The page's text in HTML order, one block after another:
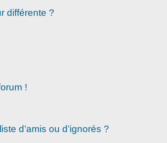
différente ?
!
d’amis ou d’ignorés ?